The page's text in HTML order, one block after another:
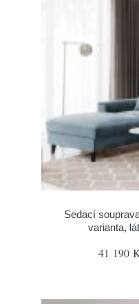
Sedací
varianta,
41 190